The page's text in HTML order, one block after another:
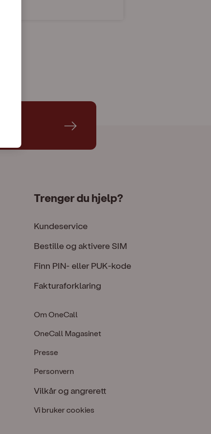
Trenger du hjelp?
Kundeservice
Bestille og aktivere SIM
Finn PIN- eller PUK-kode
Fakturaforklaring
Om OneCall
OneCall Magasinet
Presse
Personvern
Vilkår og angrerett
Vi bruker cookies